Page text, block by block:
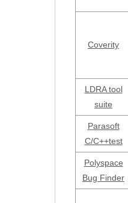
Coverity
LDRA tool
suite
Parasoft
C/C++test
Polyspace
Bug Finder